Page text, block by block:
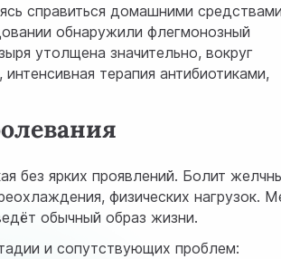
справиться домашними
обнаружили флегмонозный
утолщена значительно, вокруг
терапия антибиотиками,
без ярких проявлений. Болит
физических нагрузок.
обычный образ жизни.
и сопутствующих проблем: